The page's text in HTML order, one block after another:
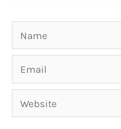
Email
Website